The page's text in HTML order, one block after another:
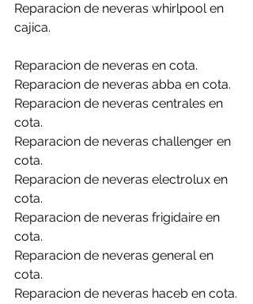
Reparacion de neveras whirlpool en
cajica.
Reparacion de neveras en cota.
Reparacion de neveras abba en cota.
Reparacion de neveras centrales en
cota.
Reparacion de neveras challenger en
cota.
Reparacion de neveras electrolux en
cota.
Reparacion de neveras frigidaire en
cota.
Reparacion de neveras general en
cota.
Reparacion de neveras haceb en cota.